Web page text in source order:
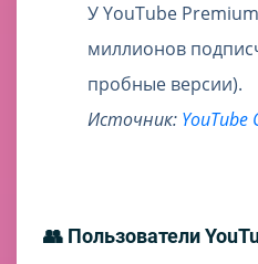
У YouTube
миллионов
пробные версии).
Источник: YouTube
👥 Пользователи